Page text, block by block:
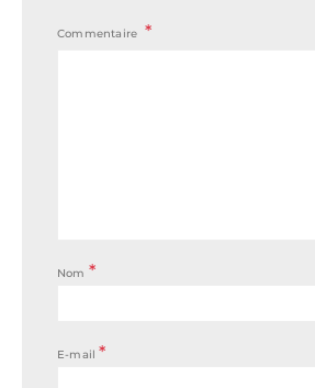
Commentaire
Nom *
E-mail*